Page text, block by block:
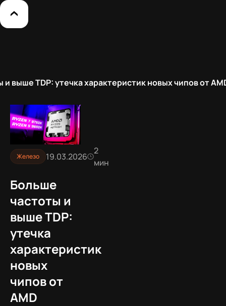
выше TDP: утечка характеристик новых чипов от
Железо 19.03.2026
2
мин
Больше
частоты и
выше TDP:
утечка
характеристик
новых
чипов от
AMD